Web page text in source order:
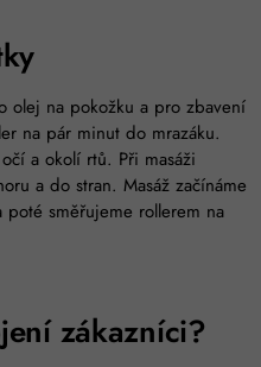
olej na pokožku a pro zbavení
na pár minut do mrazáku.
a okolí rtů. Při masáži
a do stran. Masáž začínáme
směřujeme rollerem na
zákazníci?